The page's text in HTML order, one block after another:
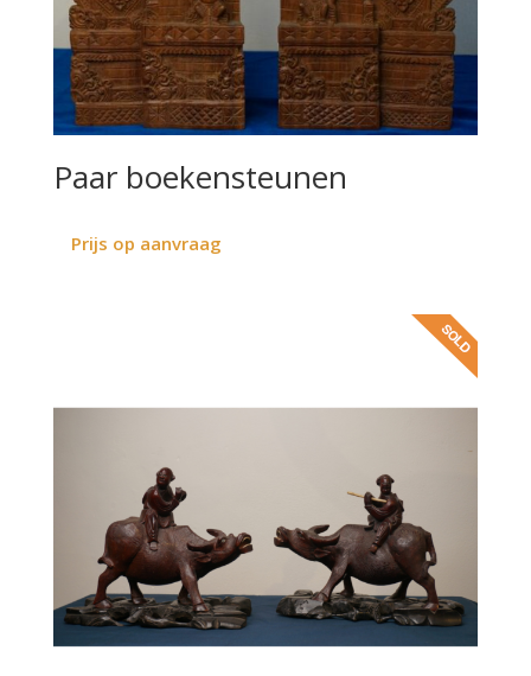
Paar boekensteunen
Prijs op aanvraag